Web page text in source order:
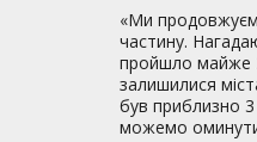
«Ми
частину.
пройшло майже
залишилися
був приблизно
можемо оминути